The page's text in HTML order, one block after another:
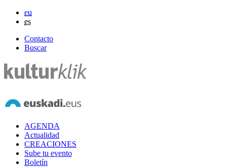
eu
es
Contacto
Buscar
AGENDA
Actualidad
CREACIONES
Sube tu evento
Boletín